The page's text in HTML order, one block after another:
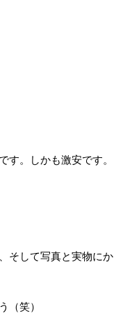
す。しかも激安です。
そして写真と実物にか
（笑）